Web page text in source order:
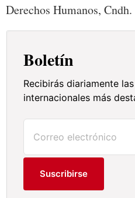
Derechos Humanos, Cndh.
Boletín
Recibirás diariamente
internacionales más
Suscribirse